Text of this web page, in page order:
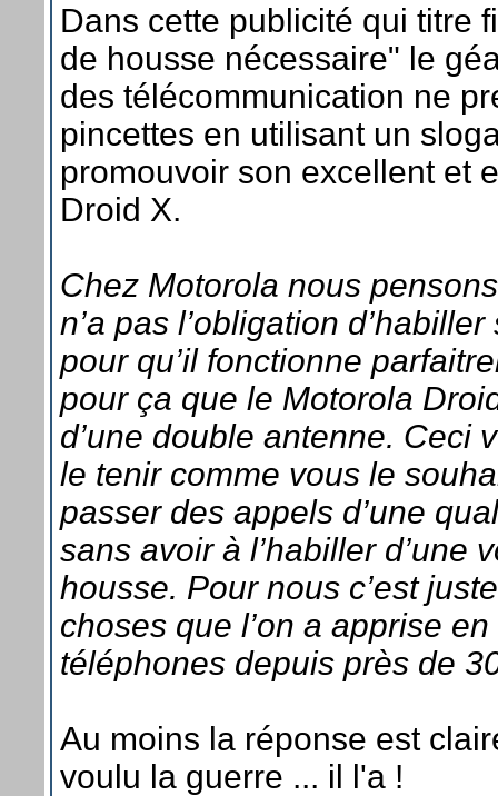
Dans cette publicité qui titre
de housse nécessaire" le
des télécommunication ne
pincettes en utilisant un
promouvoir son excellent et
Droid X.
Chez Motorola nous
n’a pas l’obligation
pour qu’il fonctionne
pour ça que le Motorola
d’une double antenne. Ceci
le tenir comme vous le
passer des appels d’une
sans avoir à l’habiller d’une
housse. Pour nous c’est
choses que l’on a apprise
téléphones depuis près de
Au moins la réponse est
voulu la guerre ... il l'a !